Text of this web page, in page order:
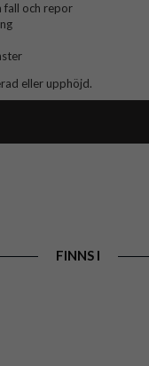
fall och repor
eller upphöjd.
FINNS I